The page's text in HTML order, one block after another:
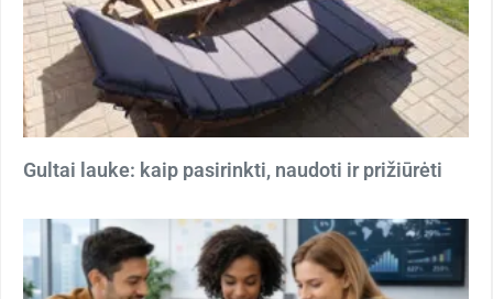
Gultai lauke: kaip pasirinkti, naudoti ir prižiūrėti